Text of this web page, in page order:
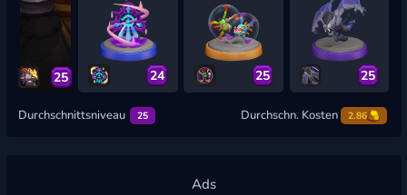
25 24 25 25
Durchschnittsniveau 25 Durchschn. Kosten 2.86